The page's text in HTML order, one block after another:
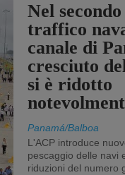
Nel
traffico
canale di
cresciuto
si è ridotto
Panamá/Balboa
L'ACP introduce
pescaggio delle navi
riduzioni del numero